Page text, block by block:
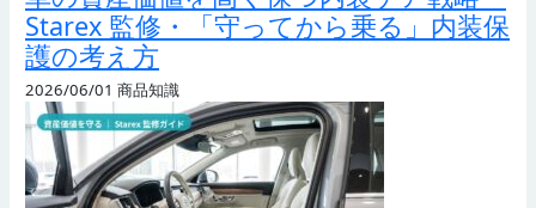
Starex 監修・「守ってから乗る」内装保
護の考え方
2026/06/01 商品知識